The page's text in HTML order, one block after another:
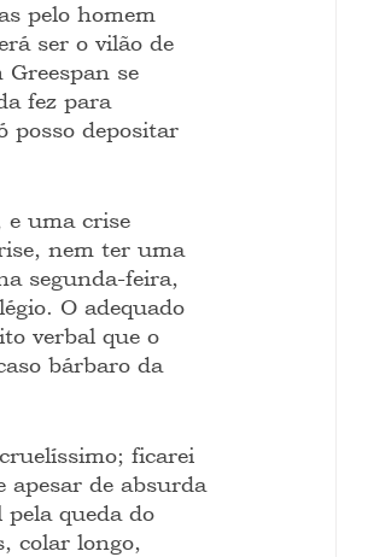
pelo homem
ser o vilão de
se
fez para
posso depositar
e uma crise
nem ter uma
segunda-feira,
O adequado
verbal que o
bárbaro da
ficarei
apesar de absurda
queda do
colar longo,